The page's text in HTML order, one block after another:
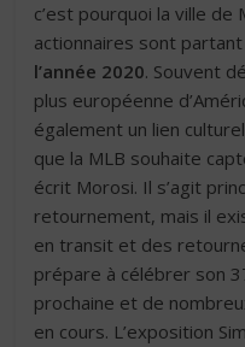
c’est pourquoi la ville
actionnaires sont
l’année 2020. Souvent
plus européenne
également un lien
que la MLB souhaite
écrit Morosi. Il s’agit
retournement, mais il
en transit et des
prépare à célébrer son
prochaine et de
en cours. L’exposition